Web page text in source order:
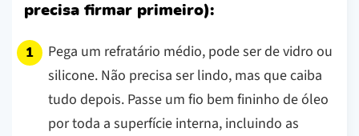
precisa firmar primeiro):
Pega um refratário médio, pode ser de vidro ou
silicone. Não precisa ser lindo, mas que caiba
tudo depois. Passe um fio bem fininho de óleo
por toda a superfície interna, incluindo as